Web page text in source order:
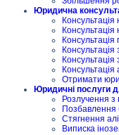
Юридична
Консультація
Консультація
Консультація
Консультація
Отримати
Юридичні послуги
Розлучення з
Позбавлення
Стягнення
Виписка